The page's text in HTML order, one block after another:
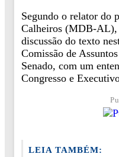
Segundo o relator do
Calheiros (MDB-AL),
discussão do texto
Comissão de
Senado, com um
Congresso e
LEIA TAMBÉM: